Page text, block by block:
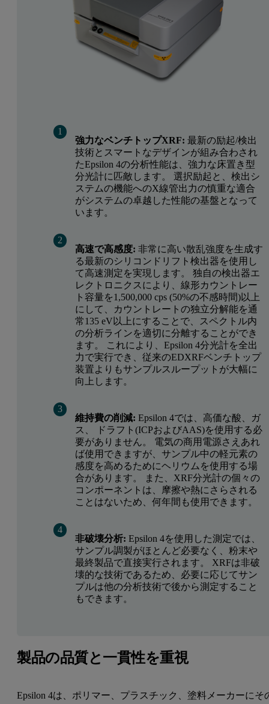
強力なベンチトップXRF: 最新の励起/検出
技術とスマートなデザインが組み合わされ
たEpsilon 4の分析性能は、強力な床置き型
分光計に匹敵します。 選択励起と、検出シ
ステムの機能へのX線管出力の慎重な適合
がシステムの卓越した性能の基盤となって
います。
高速で高感度: 非常に高い散乱強度を生成す
る最新のシリコンドリフト検出器を使用し
て高速測定を実現します。 独自の検出器エ
レクトロニクスにより、線形カウントレー
ト容量を1,500,000 cps (50%の不感時間)以上
にして、カウントレートの独立分解能を通
常135 eV以上にすることで、スペクトル内
の分析ラインを適切に分離することができ
ます。 これにより、Epsilon 4分光計を全出
力で実行でき、従来のEDXRFベンチトップ
装置よりもサンプルスループットが大幅に
向上します。
維持費の削減: Epsilon 4では、高価な酸、ガ
ス、 ドラフト(ICPおよびAAS)を使用する必
要がありません。 電気の商用電源さえあれ
ば使用できますが、サンプル中の軽元素の
感度を高めるためにヘリウムを使用する場
合があります。 また、XRF分光計の個々の
コンポーネントは、摩擦や熱にさらされる
ことはないため、何年間も使用できます。
非破壊分析: Epsilon 4を使用した測定では、
サンプル調製がほとんど必要なく、粉末や
最終製品で直接実行されます。 XRFは非破
壊的な技術であるため、必要に応じてサン
プルは他の分析技術で後から測定すること
もできます。
製品の品質と一貫性を重視
Epsilon 4は、ポリマー、プラスチック、塗料メーカーにそ